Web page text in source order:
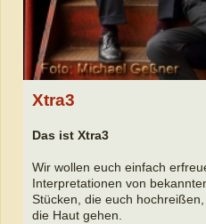
Xtra3
Das ist Xtra3
Wir wollen euch einfach
Interpretationen von
Stücken, die euch
die Haut gehen.